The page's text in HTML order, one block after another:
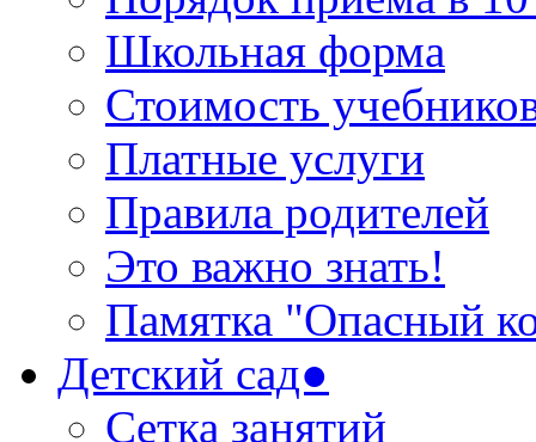
Школьная форма
Стоимость
Платные услуги
Правила родителей
Это важно знать!
Памятка "Опасный
Детский сад●
Сетка занятий